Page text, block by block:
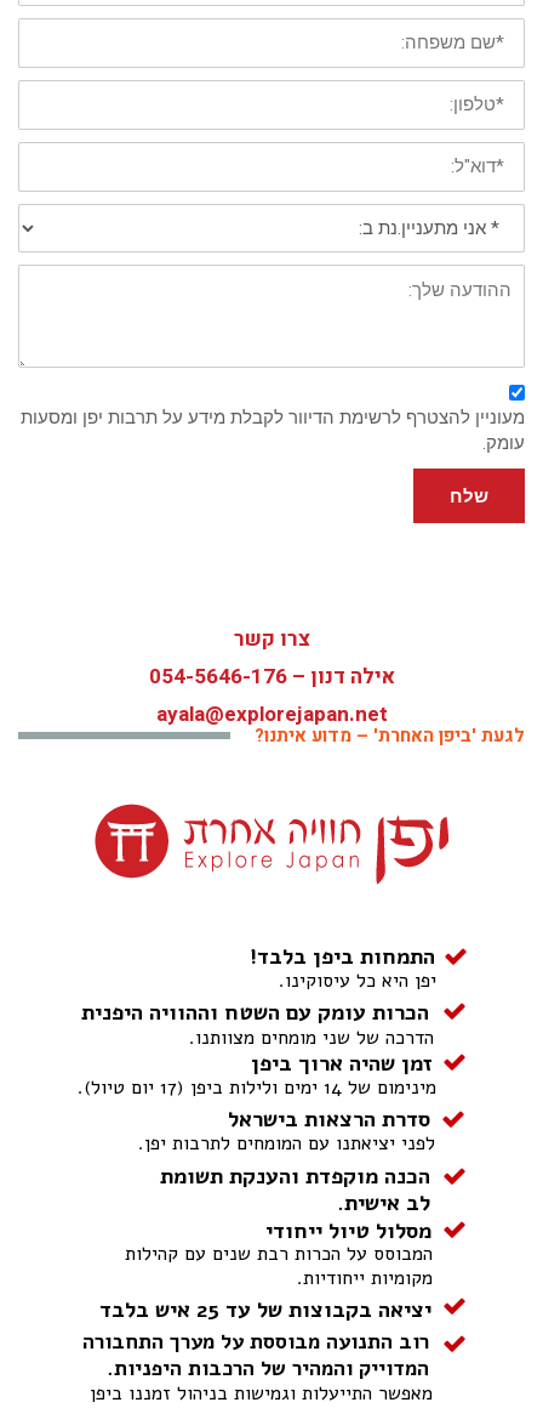
*
שם
משפחה
*
טלפון
נייד
*
דוא"ל:
*
מתעניין/נת
ב:
פירוט:
מעוניין להצטרף לרשימת הדיוור לקבלת מידע על תרבות יפן ומסעות
עומק.
שלח
צרו קשר
אילה דנון –054-5646-176
ayala@explorejapan.net
לגעת 'ביפן האחרת' – מדוע איתנו?
יפן היא כל עיסוקינו.
התמחות ביפן בלבד!
הכרות עומק עם השטח וההוויה היפנית
הדרכה של שני מומחים מצוותנו.
זמן שהיה ארוך ביפן
מינימום של 14 ימים ולילות ביפן (17 יום טיול).
סדרת הרצאות בישראל
לפני יציאתנו עם המומחים לתרבות יפן.
הכנה מוקפדת והענקת תשומת
לב אישית.
המבוסס על הכרות רבת שנים עם קהילות
מקומיות ייחודיות.
מסלול טיול ייחודי
יציאה בקבוצות של עד 25 איש בלבד
רוב התנועה מבוססת על מערך התחבורה
המדוייק והמהיר של הרכבות היפניות.
מאפשר התייעלות וגמישות בניהול זמננו ביפן